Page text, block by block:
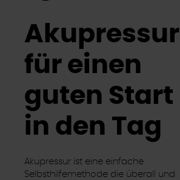
Akupressur
für einen
guten Start
in den Tag
Akupressur ist eine einfache
Selbsthilfemethode die überall und